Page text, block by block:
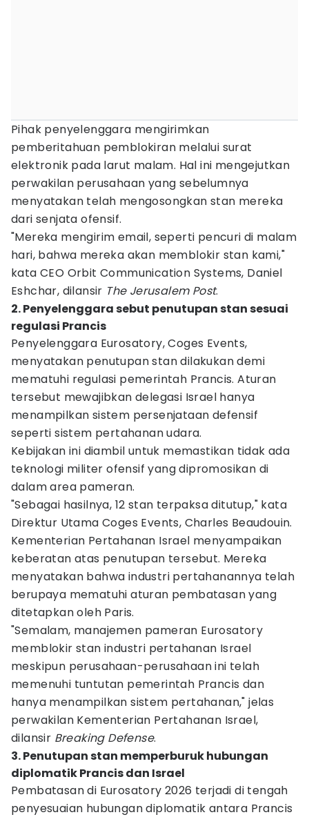
Pihak penyelenggara mengirimkan
pemberitahuan pemblokiran melalui surat
elektronik pada larut malam. Hal ini mengejutkan
perwakilan perusahaan yang sebelumnya
menyatakan telah mengosongkan stan mereka
dari senjata ofensif.
"Mereka mengirim email, seperti pencuri di malam
hari, bahwa mereka akan memblokir stan kami,"
kata CEO Orbit Communication Systems, Daniel
Eshchar, dilansir The Jerusalem Post.
2. Penyelenggara sebut penutupan stan sesuai
regulasi Prancis
Penyelenggara Eurosatory, Coges Events,
menyatakan penutupan stan dilakukan demi
mematuhi regulasi pemerintah Prancis. Aturan
tersebut mewajibkan delegasi Israel hanya
menampilkan sistem persenjataan defensif
seperti sistem pertahanan udara.
Kebijakan ini diambil untuk memastikan tidak ada
teknologi militer ofensif yang dipromosikan di
dalam area pameran.
"Sebagai hasilnya, 12 stan terpaksa ditutup," kata
Direktur Utama Coges Events, Charles Beaudouin.
Kementerian Pertahanan Israel menyampaikan
keberatan atas penutupan tersebut. Mereka
menyatakan bahwa industri pertahanannya telah
berupaya mematuhi aturan pembatasan yang
ditetapkan oleh Paris.
"Semalam, manajemen pameran Eurosatory
memblokir stan industri pertahanan Israel
meskipun perusahaan-perusahaan ini telah
memenuhi tuntutan pemerintah Prancis dan
hanya menampilkan sistem pertahanan," jelas
perwakilan Kementerian Pertahanan Israel,
dilansir Breaking Defense.
3. Penutupan stan memperburuk hubungan
diplomatik Prancis dan Israel
Pembatasan di Eurosatory 2026 terjadi di tengah
penyesuaian hubungan diplomatik antara Prancis